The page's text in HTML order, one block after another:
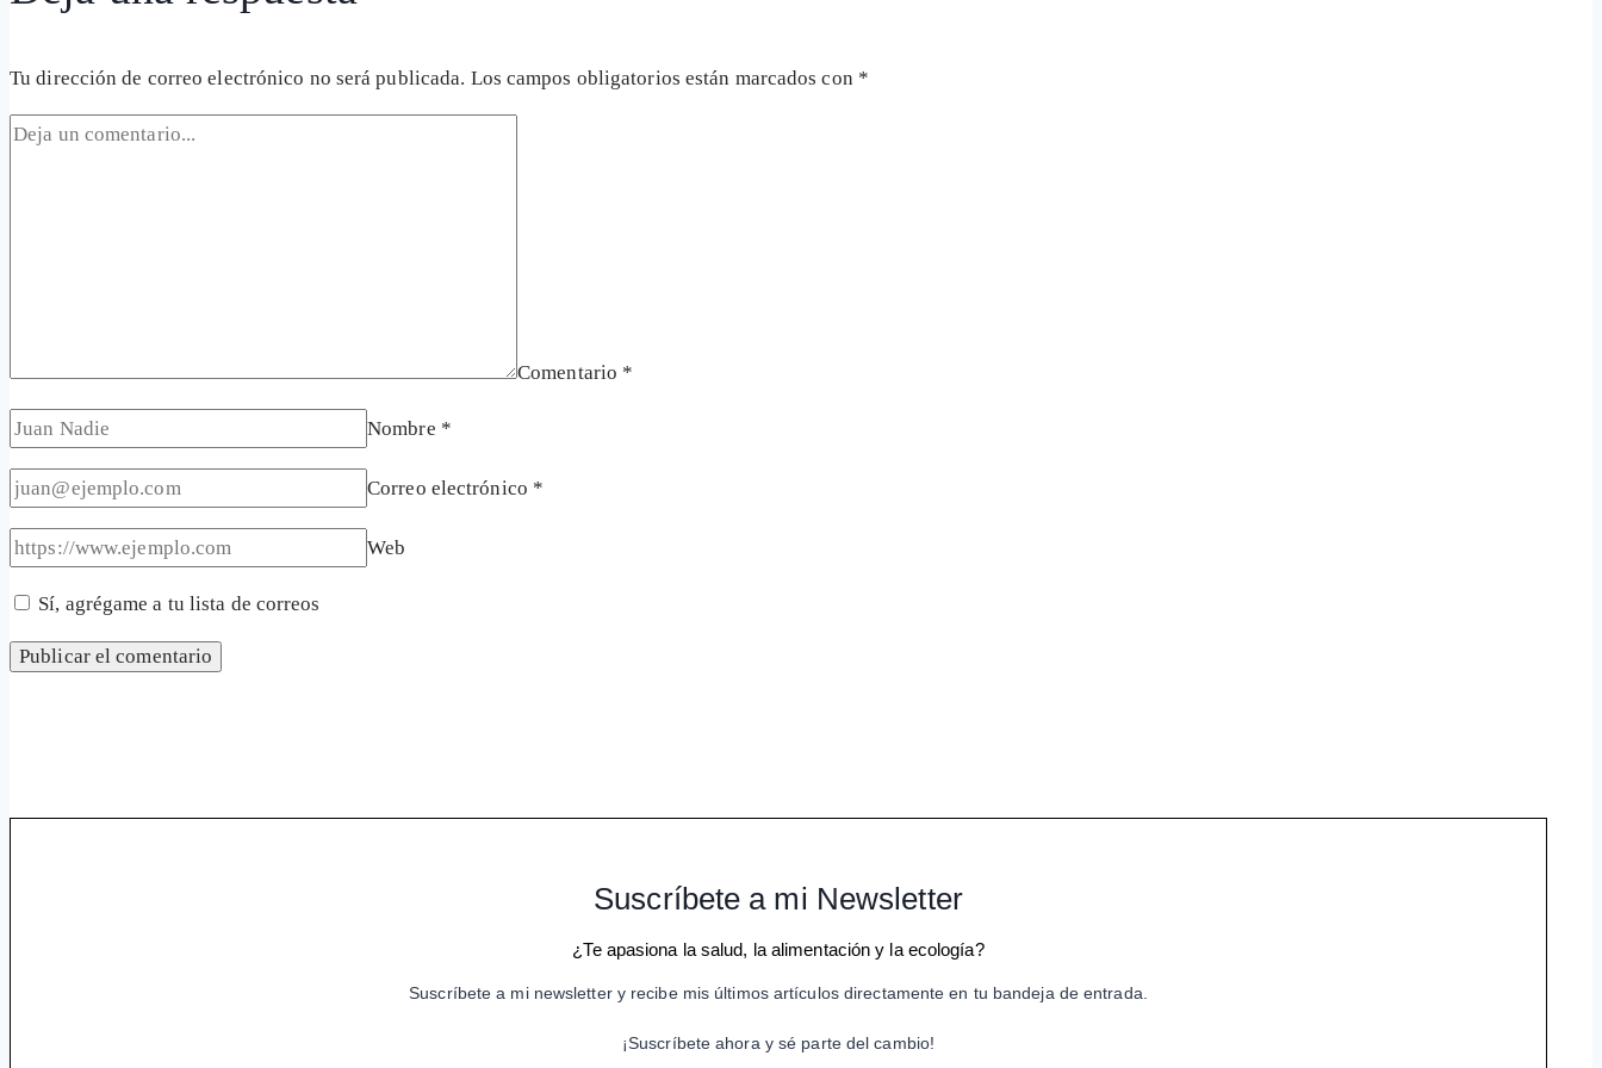
Tu dirección de correo electrónico no será publicada. Los campos obligatorios están marcados con *
Comentario *
Nombre *
Correo electrónico *
Web
Sí, agrégame a tu lista de correos
Suscríbete a mi Newsletter
¿Te apasiona la salud, la alimentación y la ecología?
Suscríbete a mi newsletter y recibe mis últimos artículos directamente en tu bandeja de entrada.
¡Suscríbete ahora y sé parte del cambio!